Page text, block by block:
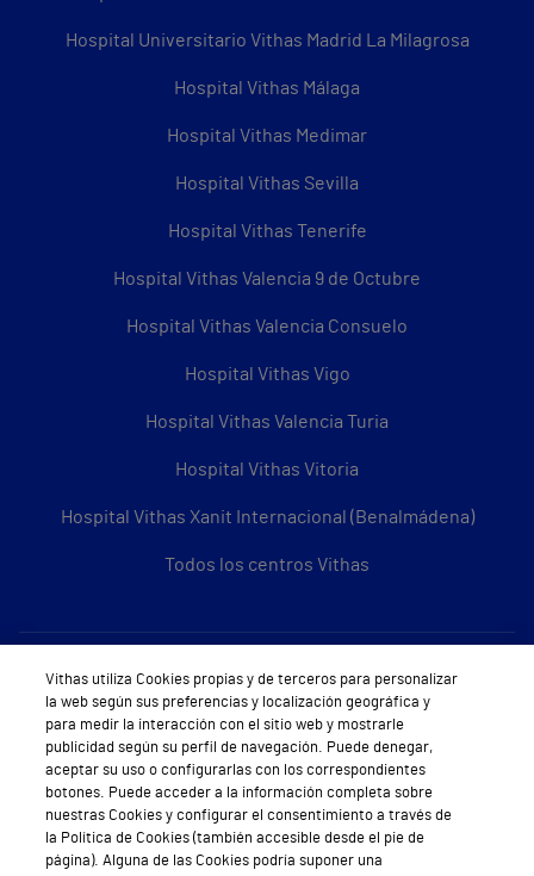
Hospital Universitario Vithas Madrid La Milagrosa
Hospital Vithas Málaga
Hospital Vithas Medimar
Hospital Vithas Sevilla
Hospital Vithas Tenerife
Hospital Vithas Valencia 9 de Octubre
Hospital Vithas Valencia Consuelo
Hospital Vithas Vigo
Hospital Vithas Valencia Turia
Hospital Vithas Vitoria
Hospital Vithas Xanit Internacional (Benalmádena)
Todos los centros Vithas
Sobre Vithas
Quiénes somos
Trabajar en Vithas
Teléfono Cita Médica
Teléfono Atención al Cliente
Vithas utiliza Cookies propias y de terceros para personalizar
la web según sus preferencias y localización geográfica y
para medir la interacción con el sitio web y mostrarle
publicidad según su perfil de navegación. Puede denegar,
aceptar su uso o configurarlas con los correspondientes
botones. Puede acceder a la información completa sobre
nuestras Cookies y configurar el consentimiento a través de
la Política de Cookies (también accesible desde el pie de
página). Alguna de las Cookies podría suponer una